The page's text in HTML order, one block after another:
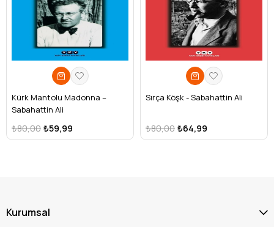
Kürk Mantolu Madonna –
Sabahattin Ali
₺59,99
₺80,00
Sırça Köşk - Sabahattin Ali
₺64,99
₺80,00
Kurumsal